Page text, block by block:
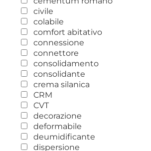
civile
colabile
comfort abitativo
connessione
connettore
consolidamento
consolidante
crema silanica
CRM
CVT
decorazione
deformabile
deumidificante
dispersione